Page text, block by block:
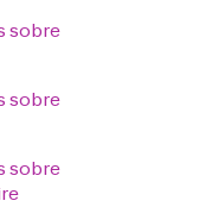
sobre
sobre
sobre